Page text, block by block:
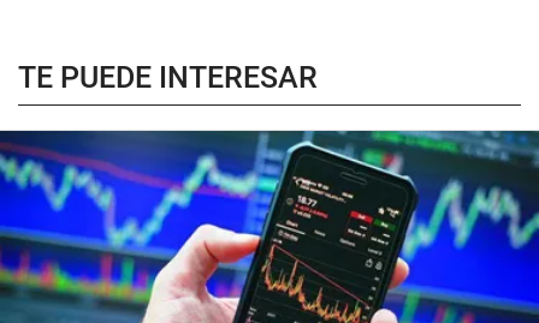
TE PUEDE INTERESAR